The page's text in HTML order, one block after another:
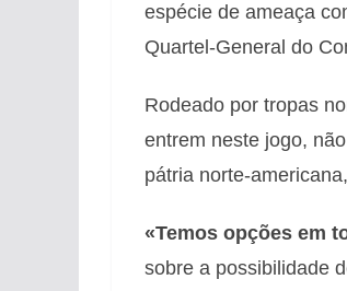
espécie de ameaça
Quartel-General do
Rodeado por tropas
entrem neste jogo,
pátria norte-
«Temos opções em
sobre a possibilidade